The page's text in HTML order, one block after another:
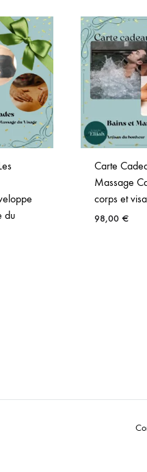
du
Carte
Massage
corps et
98,00 €